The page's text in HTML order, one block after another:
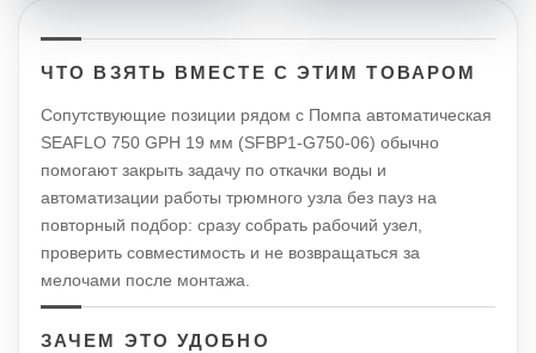
ЧТО ВЗЯТЬ ВМЕСТЕ С ЭТИМ ТОВАРОМ
Сопутствующие позиции рядом с Помпа автоматическая
SEAFLO 750 GPH 19 мм (SFBP1-G750-06) обычно
помогают закрыть задачу по откачки воды и
автоматизации работы трюмного узла без пауз на
повторный подбор: сразу собрать рабочий узел,
проверить совместимость и не возвращаться за
мелочами после монтажа.
ЗАЧЕМ ЭТО УДОБНО